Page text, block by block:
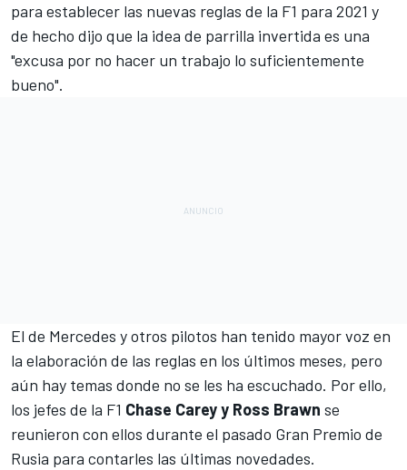
para establecer las nuevas reglas de la F1 para 2021 y
de hecho dijo que la idea de parrilla invertida es una
"excusa por no hacer un trabajo lo suficientemente
bueno".
El de Mercedes y otros pilotos han tenido mayor voz en
la elaboración de las reglas en los últimos meses, pero
aún hay temas donde no se les ha escuchado. Por ello,
los jefes de la F1 Chase Carey y Ross Brawn se
reunieron con ellos durante el pasado Gran Premio de
Rusia para contarles las últimas novedades.